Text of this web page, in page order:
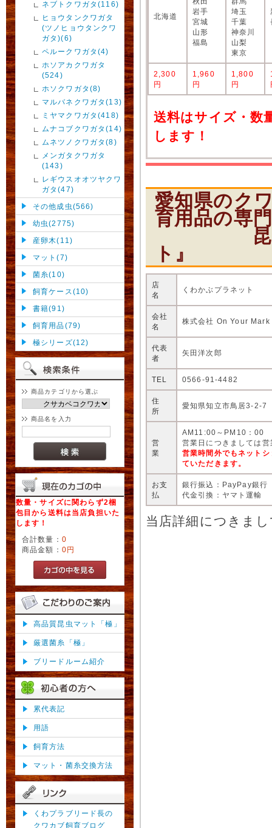
ネブトクワガタ(116)
ヒョウタンクワガタ
(ツノヒョウタンクワ
ガタ)(6)
ペルークワガタ(4)
ホソアカクワガタ
(524)
ホソクワガタ(8)
マルバネクワガタ(13)
ミヤマクワガタ(418)
ムナコブクワガタ(14)
ムネツノクワガタ(8)
メンガタクワガタ
(143)
レギウスオオツヤクワ
ガタ(47)
その他成虫(566)
幼虫(2775)
産卵木(11)
マット(7)
菌糸(10)
飼育ケース(10)
書籍(91)
飼育用品(79)
極シリーズ(12)
商品カテゴリから選ぶ
商品名を入力
数量・サイズに関わらず2梱
包目から送料は当店負担いた
します！
合計数量： 0
商品金額： 0円
高品質昆虫マット「極」
厳選菌糸「極」
ブリードルーム紹介
累代表記
用語
飼育方法
マット・菌糸交換方法
くわプラブリード長の
クワカブ飼育ブログ
北海道
岩手
宮城
山形
福島
埼玉
千葉
神奈川
山梨
東京
2,300
円
1,960
円
1,800
円
送料はサイズ・数
します！
愛知県のク
育用品の専
昆虫シ
ト』
店
名
くわかぶプラネット
会社
名
株式会社 On Your Mark
代表
者
矢田洋次郎
TEL 0566-91-4482
住
所
愛知県知立市鳥居3-2-7
営
業
AM11:00～PM10：00
営業日につきましては
営業時間外でもネット
ていただきます。
お支
払
銀行振込：PayPay銀行
代金引換：ヤマト運輸
当店詳細につきま